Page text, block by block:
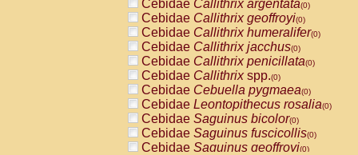
Cebidae Callithrix argentata(0)
Cebidae Callithrix geoffroyi(0)
Cebidae Callithrix humeralifer(0)
Cebidae Callithrix jacchus(0)
Cebidae Callithrix penicillata(0)
Cebidae Callithrixspp.(0)
Cebidae Cebuella pygmaea(0)
Cebidae Leontopithecus rosalia(0)
Cebidae Saguinus bicolor(0)
Cebidae Saguinus fuscicollis(0)
Cebidae Saguinus geoffroyi(0)